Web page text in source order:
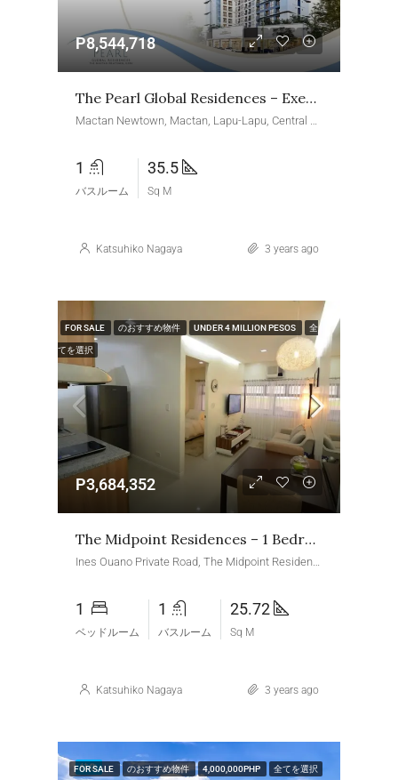
P8,544,718
The Pearl Global Residences – Executive Studio
Mactan Newtown, Mactan, Lapu-Lapu, Central Visayas, Philippines
1
バスルーム
35.5
Sq M
Katsuhiko Nagaya 3 years ago
FOR SALE のおすすめ物件 UNDER 4 MILLION PESOS 全
てを選択
P3,684,352
The Midpoint Residences – 1 Bedroom Tower 2
1
ベッドルーム
1
バスルーム
25.72
Sq M
Katsuhiko Nagaya 3 years ago
特集
FOR SALE のおすすめ物件 4,000,000PHP 全てを選択